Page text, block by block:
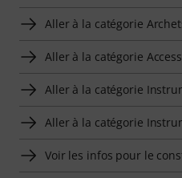
Aller à la catégorie
Aller à la catégorie
Aller à la catégorie
Aller à la catégorie
Voir les infos pour le